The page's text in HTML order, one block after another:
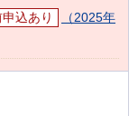
込あり
（2025年